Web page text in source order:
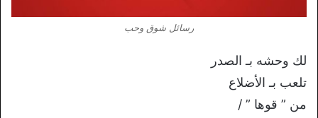
رسائل شوق وحب
لك وحشه بـ الصدر
تلعب بـ الأضلاع
من ” قوها ” /